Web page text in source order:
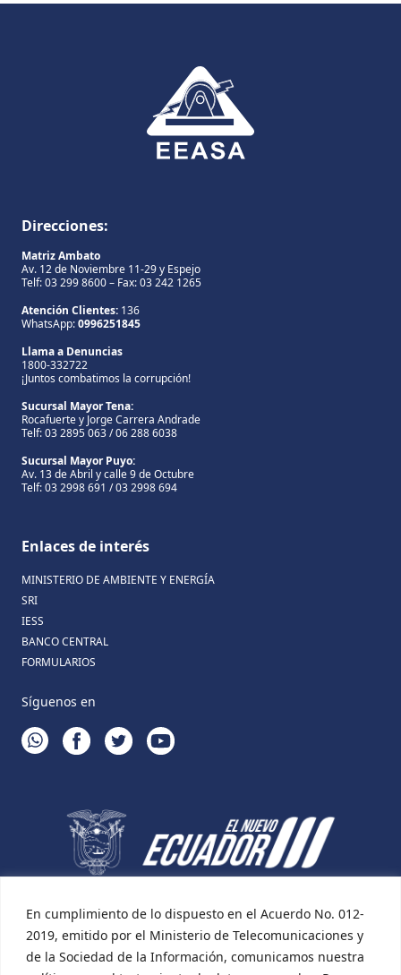
En cumplimiento de lo dispuesto en el Acuerdo No. 012-
2019, emitido por el Ministerio de Telecomunicaciones y
de la Sociedad de la Información, comunicamos nuestra
Direcciones:
Matriz Ambato
Av. 12 de Noviembre 11-29 y Espejo
Telf: 03 299 8600 – Fax: 03 242 1265
Atención Clientes: 136
WhatsApp:0996251845
Llama a Denuncias
1800-332722
¡Juntos combatimos la corrupción!
Sucursal Mayor Tena:
Rocafuerte y Jorge Carrera Andrade
Telf: 03 2895 063 / 06 288 6038
Sucursal Mayor Puyo:
Av. 13 de Abril y calle 9 de Octubre
Telf: 03 2998 691 / 03 2998 694
Enlaces de interés
MINISTERIO DE AMBIENTE Y ENERGÍA
SRI
IESS
BANCO CENTRAL
FORMULARIOS
Síguenos en
WHATSAPPFACEBOOKTWITTERYOUTUBE